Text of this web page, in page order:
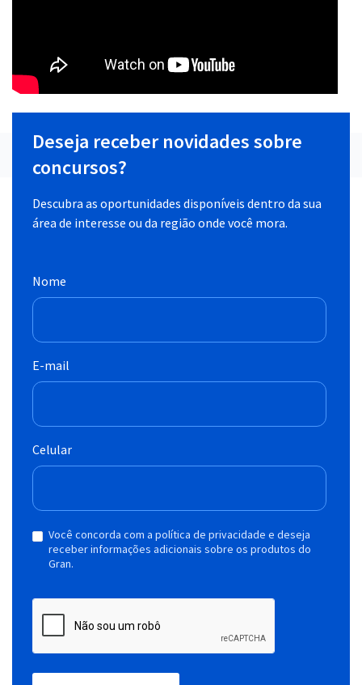
Deseja receber novidades sobre
concursos?
Descubra as oportunidades disponíveis dentro da sua
área de interesse ou da região onde você mora.
Nome
E-mail
Celular
Você concorda com a política de privacidade e deseja
receber informações adicionais sobre os produtos do
Gran.